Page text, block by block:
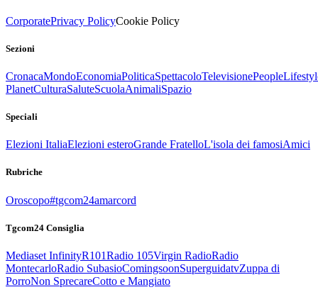
CorporatePrivacy PolicyCookie Policy
Sezioni
CronacaMondoEconomiaPoliticaSpettacoloTelevisionePeople
PlanetCulturaSaluteScuolaAnimaliSpazio
Speciali
Elezioni ItaliaElezioni esteroGrande FratelloL'isola dei famosiAmici
Rubriche
Oroscopo#tgcom24amarcord
Tgcom24 Consiglia
Mediaset InfinityR101Radio 105Virgin RadioRadio
MontecarloRadio SubasioComingsoonSuperguidatvZuppa di
PorroNon SprecareCotto e Mangiato